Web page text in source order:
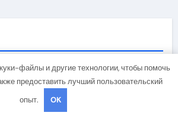
Поиск
файлы и другие технологии, чтобы помочь
предоставить лучший пользовательский
опыт.
OK